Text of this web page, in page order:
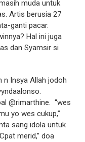
muda untuk
Artis berusia 27
ganti pacar.
Hal ini juga
dan Syamsir si
n Insya Allah jodoh
@rimarthine. “wes
yo wes cukup,”
sang idola untuk
merid,” doa